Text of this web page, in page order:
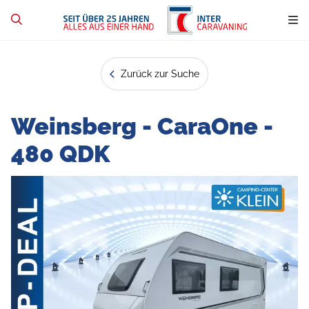
Zurück zur Suche
Weinsberg - CaraOne -
480 QDK